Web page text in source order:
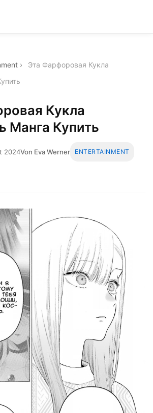
›
Эта Фарфоровая Кукла
Кукла
Манга Купить
2024Von Eva Werner ENTERTAINMENT